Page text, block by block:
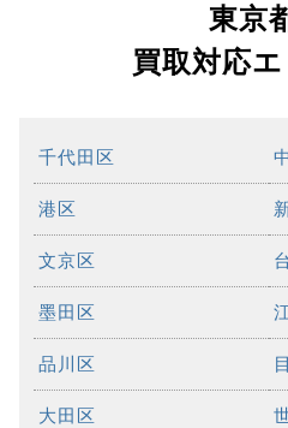
東京
買取対応
千代田区
港区
文京区
墨田区
品川区
大田区